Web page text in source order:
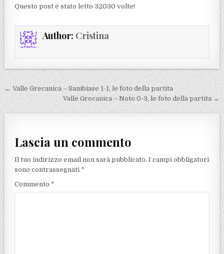
Questo post é stato letto 32030 volte!
Author: Cristina
Navigazione articoli
← Valle Grecanica – Sambiase 1-1, le foto della partita
Valle Grecanica – Noto 0-3, le foto della partita →
Lascia un commento
Il tuo indirizzo email non sarà pubblicato. I campi obbligatori
sono contrassegnati *
Commento *